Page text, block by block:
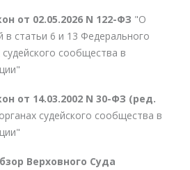
от 02.05.2026 N 122-ФЗ "О
в статьи 6 и 13 Федерального
сообщества в
от 14.03.2002 N 30-ФЗ (ред.
судейского сообщества в
Верховного Суда